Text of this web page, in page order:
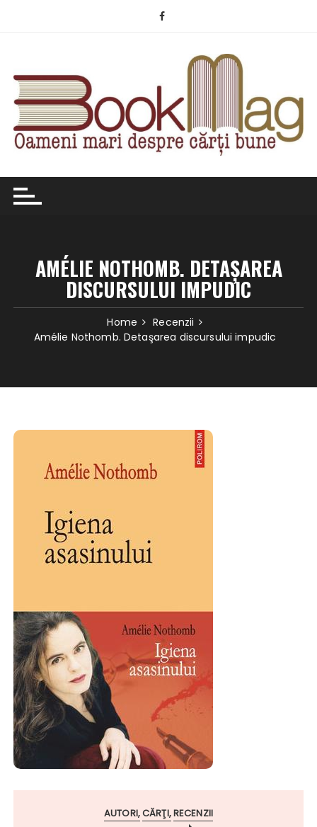
AMÉLIE NOTHOMB. DETAŞAREA
DISCURSULUI IMPUDIC
Home
Recenzii
Amélie Nothomb. Detaşarea discursului impudic
AUTORI CĂRŢI RECENZII